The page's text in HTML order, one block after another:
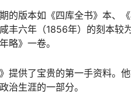
的版本如《四库全书》本、
丰六年（1856年）的刻本较
略》一卷。
提供了宝贵的第一手资料。
治生涯的一部分。